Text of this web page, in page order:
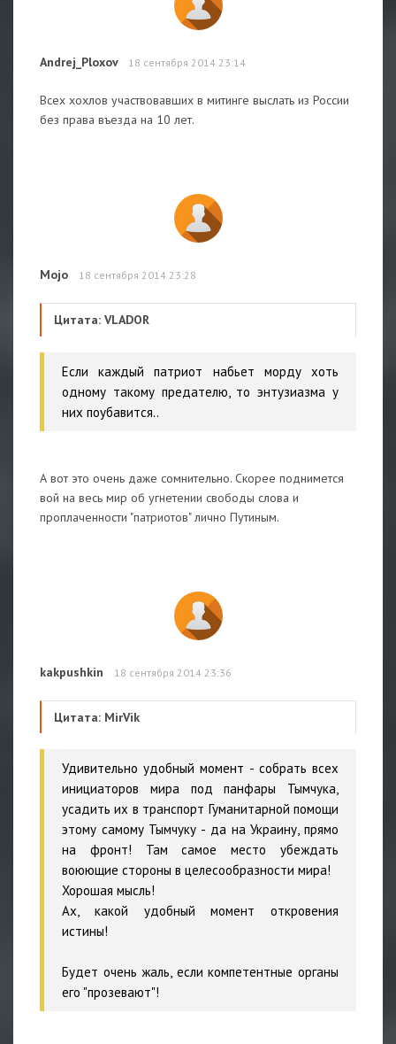
Andrej_Ploxov 18 сентября 2014 23:14
Всех хохлов участвовавших в митинге выслать из России
без права въезда на 10 лет.
Mojo 18 сентября 2014 23:28
Цитата: VLADOR
Если каждый патриот набьет морду хоть
одному такому предателю, то энтузиазма у
них поубавится..
А вот это очень даже сомнительно. Скорее поднимется
вой на весь мир об угнетении свободы слова и
проплаченности "патриотов" лично Путиным.
kakpushkin 18 сентября 2014 23:36
Цитата: MirVik
Удивительно удобный момент - собрать всех
инициаторов мира под панфары Тымчука,
усадить их в транспорт Гуманитарной помощи
этому самому Тымчуку - да на Украину, прямо
на фронт! Там самое место убеждать
воюющие стороны в целесообразности мира!
Хорошая мысль!
Ах, какой удобный момент откровения
истины!
Будет очень жаль, если компетентные органы
его "прозевают"!